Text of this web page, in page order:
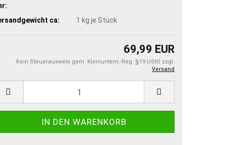
ca: 1 kg je Stück
69,99 EUR
Kein Steuerausweis gem. Kleinuntern.-Reg. §19 UStG zzgl.
Versand